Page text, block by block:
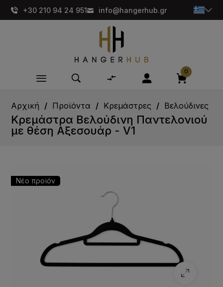
+30 210 94 24 951 info@hangerhub.gr
0
Αρχική Προϊόντα Κρεμάστρες Βελούδινες
Κρεμάστρα Βελούδινη Παντελονιού
με θέση Αξεσουάρ - V1
Νέο προϊόν